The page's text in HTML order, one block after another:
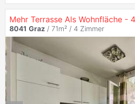
8041 Graz / 71m² / 4 Zimmer